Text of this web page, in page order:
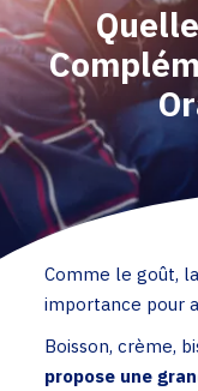
Comme le goût,
importance pour
Boisson, crème,
propose une